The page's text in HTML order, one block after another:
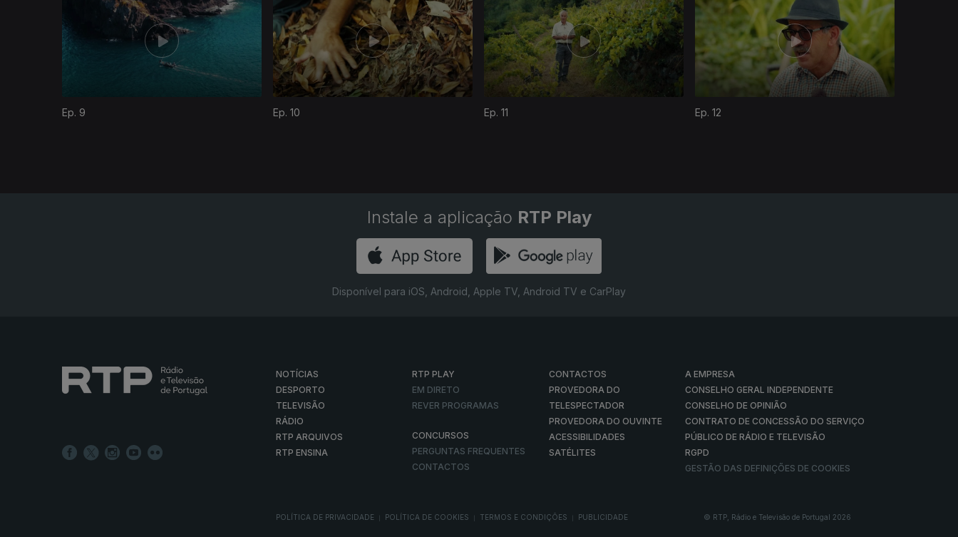
Ep. 9 Ep. 10 Ep. 11 Ep. 12
Instale a aplicação RTP Play
Disponível para iOS, Android, Apple TV, Android TV e CarPlay
NOTÍCIAS
DESPORTO
TELEVISÃO
RÁDIO
RTP ARQUIVOS
RTP ENSINA
RTP PLAY
EM DIRETO
REVER PROGRAMAS
CONCURSOS
PERGUNTAS FREQUENTES
CONTACTOS
CONTACTOS
PROVEDORA DO
TELESPECTADOR
PROVEDORA DO OUVINTE
ACESSIBILIDADES
SATÉLITES
A EMPRESA
CONSELHO GERAL INDEPENDENTE
CONSELHO DE OPINIÃO
CONTRATO DE CONCESSÃO DO SERVIÇO
PÚBLICO DE RÁDIO E TELEVISÃO
RGPD
GESTÃO DAS DEFINIÇÕES DE COOKIES
POLÍTICA DE PRIVACIDADE POLÍTICA DE COOKIES TERMOS E CONDIÇÕES PUBLICIDADE © RTP, Rádio e Televisão de Portugal 2026